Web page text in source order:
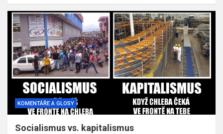
KOMENTÁŘE A GLOSY
Socialismus vs. kapitalismus